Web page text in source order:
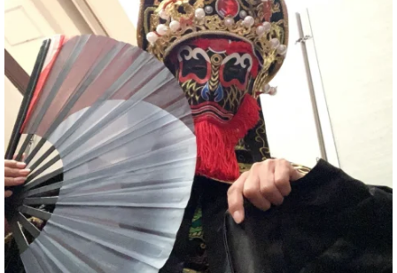
#白浜町
#変面ショー
#イベント
#宴会
#余興
2 X
さらに読み込む